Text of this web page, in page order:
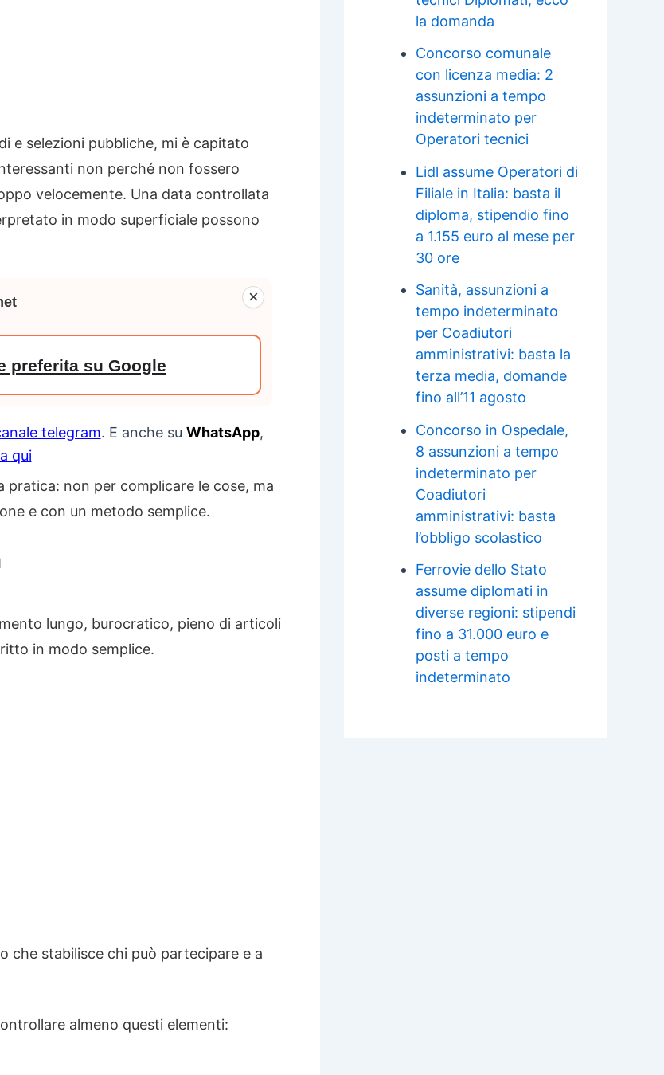
e selezioni pubbliche, mi è capitato
non perché non fossero
velocemente. Una data controllata
in modo superficiale possono
×
preferita su Google
telegram. E anche su WhatsApp,
qui
pratica: non per complicare le cose, ma
e con un metodo semplice.
lungo, burocratico, pieno di articoli
in modo semplice.
che stabilisce chi può partecipare e a
almeno questi elementi:
la domanda
Concorso comunale
con licenza media: 2
assunzioni a tempo
indeterminato per
Operatori tecnici
Lidl assume Operatori di
Filiale in Italia: basta il
diploma, stipendio fino
a 1.155 euro al mese per
30 ore
Sanità, assunzioni a
tempo indeterminato
per Coadiutori
amministrativi: basta la
terza media, domande
fino all’11 agosto
Concorso in Ospedale,
8 assunzioni a tempo
indeterminato per
Coadiutori
amministrativi: basta
l’obbligo scolastico
Ferrovie dello Stato
assume diplomati in
diverse regioni: stipendi
fino a 31.000 euro e
posti a tempo
indeterminato